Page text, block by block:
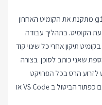
מתקנת את הקומיט האחרון
הקומיט. בתהליך עבודה
תיקון אחרי כל שינוי קוד
שאני כותב לסוכן. בצורה
הרס בכל הפרויקט
תמיד אפשר לחזור צעד אחורה, גם אם כפתור הביטול ב VS Code או